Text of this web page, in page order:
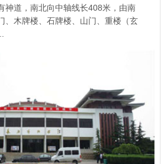
神道，南北向中轴线长408米，由南
、木牌楼、石牌楼、山门、重楼（玄